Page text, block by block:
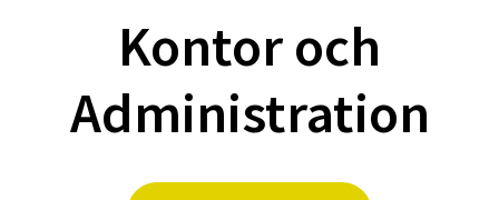
Kontor och
Administration